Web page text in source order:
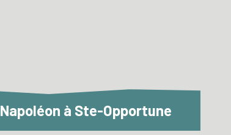
Napoléon à Ste-Opportune